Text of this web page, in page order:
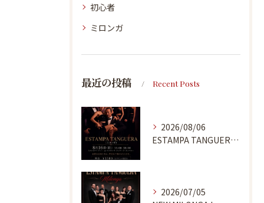
初心者
ミロンガ
最近の投稿 Recent Posts
2026/08/06
ESTAMPA TANGUERA MILONGA
2026/07/05